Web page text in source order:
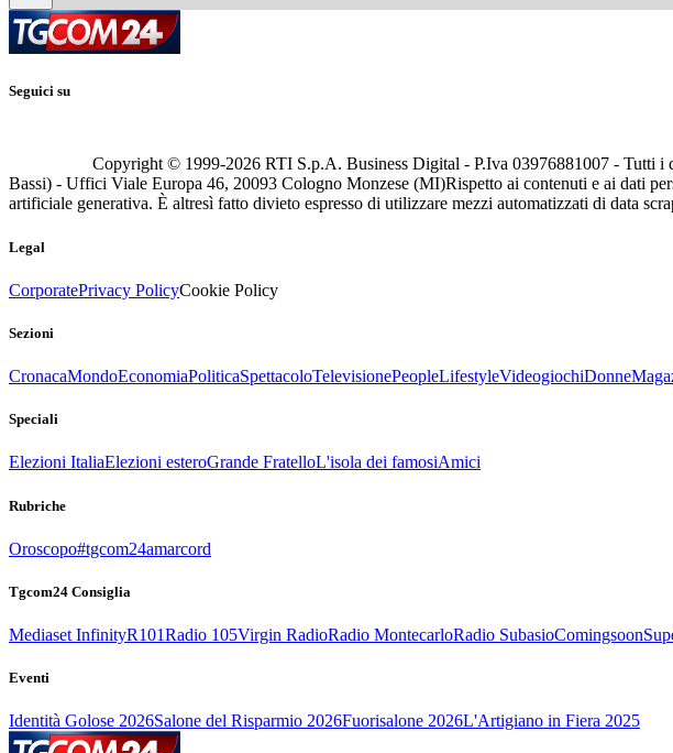
Seguici su
Copyright © 1999-2026 RTI S.p.A. Business Digital - P.Iva 03976881007 - Tutti
Bassi) - Uffici Viale Europa 46, 20093 Cologno Monzese (MI)Rispetto ai contenuti e ai dati
artificiale generativa. È altresì fatto divieto espresso di utilizzare mezzi automatizzati di data
Legal
CorporatePrivacy PolicyCookie Policy
Sezioni
CronacaMondoEconomiaPoliticaSpettacoloTelevisionePeopleLifestyleVideogiochiDonne
Speciali
Elezioni ItaliaElezioni esteroGrande FratelloL'isola dei famosiAmici
Rubriche
Oroscopo#tgcom24amarcord
Tgcom24 Consiglia
Mediaset InfinityR101Radio 105Virgin RadioRadio MontecarloRadio SubasioComingsoon
Eventi
Identità Golose 2026Salone del Risparmio 2026Fuorisalone 2026L'Artigiano in Fiera 2025